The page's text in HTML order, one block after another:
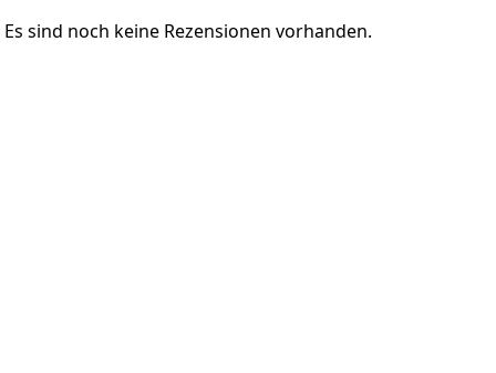
Es sind noch keine Rezensionen vorhanden.